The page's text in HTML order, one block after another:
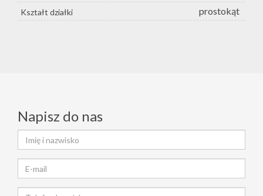
Kształt działki prostokąt
Napisz do nas